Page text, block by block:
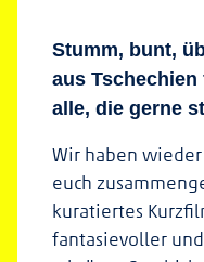
Stumm, bunt,
aus
alle, die gerne
Wir haben
euch
kuratiertes
fantasievoller